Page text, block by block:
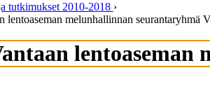
tutkimukset 2010-2018 ›
lentoaseman melunhallinnan seurantaryhmä
lentoaseman